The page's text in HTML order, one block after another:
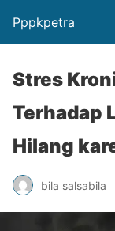
Pppkpetra
Stres
Terhadap
Hilang
bila salsabila